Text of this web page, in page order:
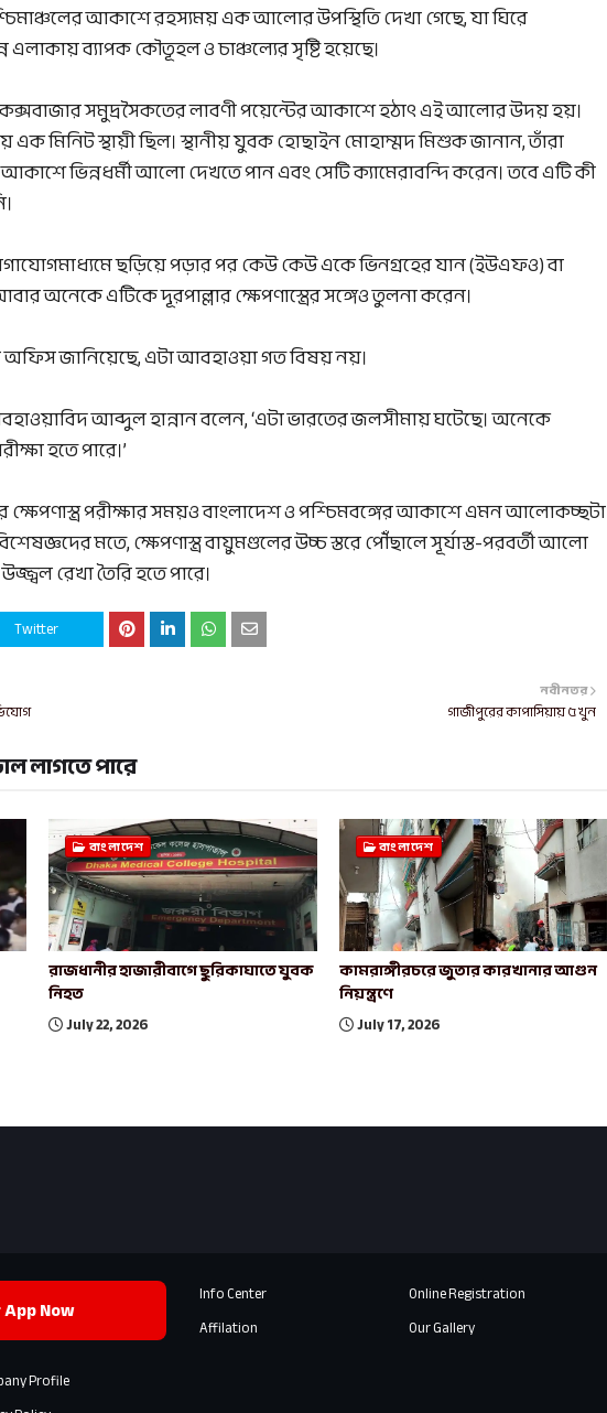
আকাশে রহস্যময় এক আলোর উপস্থিতি দেখা গেছে, যা ঘিরে
এলাকায় ব্যাপক কৌতূহল ও চাঞ্চল্যের সৃষ্টি হয়েছে।
কক্সবাজার সমুদ্রসৈকতের লাবণী পয়েন্টের আকাশে হঠাৎ এই আলোর উদয় হয়।
এক মিনিট স্থায়ী ছিল। স্থানীয় যুবক হোছাইন মোহাম্মদ মিশুক জানান, তাঁরা
ভিন্নধর্মী আলো দেখতে পান এবং সেটি ক্যামেরাবন্দি করেন। তবে এটি কী
ছড়িয়ে পড়ার পর কেউ কেউ একে ভিনগ্রহের যান (ইউএফও) বা
অনেকে এটিকে দূরপাল্লার ক্ষেপণাস্ত্রের সঙ্গেও তুলনা করেন।
অফিস জানিয়েছে, এটা আবহাওয়া গত বিষয় নয়।
আব্দুল হান্নান বলেন, ‌‘এটা ভারতের জলসীমায় ঘটেছে। অনেকে
হতে পারে।’
ক্ষেপণাস্ত্র পরীক্ষার সময়ও বাংলাদেশ ও পশ্চিমবঙ্গের আকাশে এমন আলোকচ্ছটা
মতে, ক্ষেপণাস্ত্র বায়ুমণ্ডলের উচ্চ স্তরে পৌঁছালে সূর্যাস্ত-পরবর্তী আলো
রেখা তৈরি হতে পারে।
Twitter
নবীনতর
গাজীপুরের কাপাসিয়ায় ৫ খুন
লাগতে পারে
বাংলাদেশ
রাজধানীর হাজারীবাগে ছুরিকাঘাতে যুবক
নিহত
July 22, 2026
বাংলাদেশ
কামরাঙ্গীরচরে জুতার কারখানার আগুন
নিয়ন্ত্রণে
July 17, 2026
Now
Profile
Info Center
Online Registration
Affilation
Our Gallery